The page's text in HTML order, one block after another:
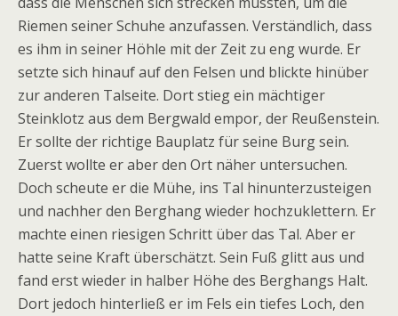
Riemen seiner Schuhe anzufassen. Verständlich, dass
es ihm in seiner Höhle mit der Zeit zu eng wurde. Er
setzte sich hinauf auf den Felsen und blickte hinüber
zur anderen Talseite. Dort stieg ein mächtiger
Steinklotz aus dem Bergwald empor, der Reußenstein.
Er sollte der richtige Bauplatz für seine Burg sein.
Zuerst wollte er aber den Ort näher untersuchen.
Doch scheute er die Mühe, ins Tal hinunterzusteigen
und nachher den Berghang wieder hochzuklettern. Er
machte einen riesigen Schritt über das Tal. Aber er
hatte seine Kraft überschätzt. Sein Fuß glitt aus und
fand erst wieder in halber Höhe des Berghangs Halt.
Dort jedoch hinterließ er im Fels ein tiefes Loch, den